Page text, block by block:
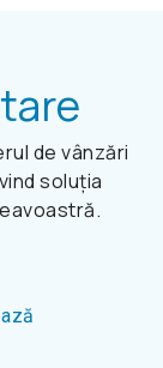
de vânzări
soluția